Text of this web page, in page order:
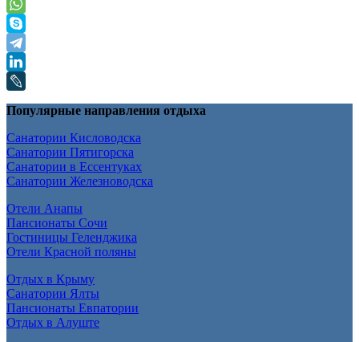
Популярные направления отдыха
Санатории Кисловодска
Санатории Пятигорска
Санатории в Ессентуках
Санатории Железноводска
Отели Анапы
Пансионаты Сочи
Гостиницы Геленджика
Отели Красной поляны
Отдых в Крыму
Санатории Ялты
Пансионаты Евпатории
Отдых в Алуште